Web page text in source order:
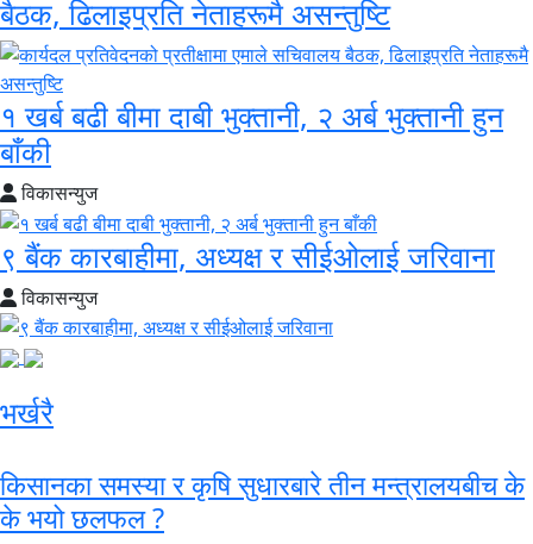
बैठक, ढिलाइप्रति नेताहरूमै असन्तुष्टि
१ खर्ब बढी बीमा दाबी भुक्तानी, २ अर्ब भुक्तानी हुन
बाँकी
विकासन्युज
९ बैंक कारबाहीमा, अध्यक्ष र सीईओलाई जरिवाना
विकासन्युज
भर्खरै
किसानका समस्या र कृषि सुधारबारे तीन मन्त्रालयबीच के
के भयो छलफल ?